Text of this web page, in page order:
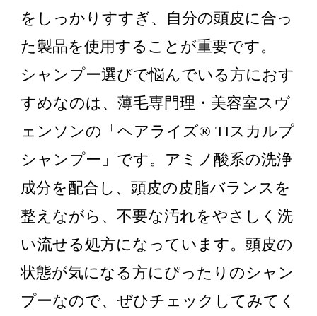
をしっかりすすぎ、自分の頭皮に合っ
た製品を使用することが重要です。
シャンプー選びで悩んでいる方におす
すめなのは、薄毛専門理・美容室スヴ
ェンソンの「ヘアライズ® TIスカルプ
シャンプー」です。アミノ酸系の洗浄
成分を配合し、頭皮の皮脂バランスを
整えながら、不要な汚れをやさしく洗
い流せる処方になっています。頭皮の
状態が気になる方にぴったりのシャン
プーなので、ぜひチェックしてみてく